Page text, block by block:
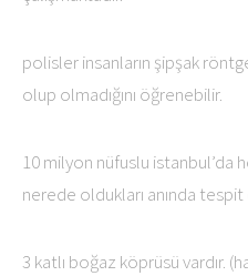
polisler insanların şipşak
olup olmadığını öğrenebilir.
10 milyon nüfuslu istanbul’da
nerede oldukları anında
3 katlı boğaz köprüsü vardır.